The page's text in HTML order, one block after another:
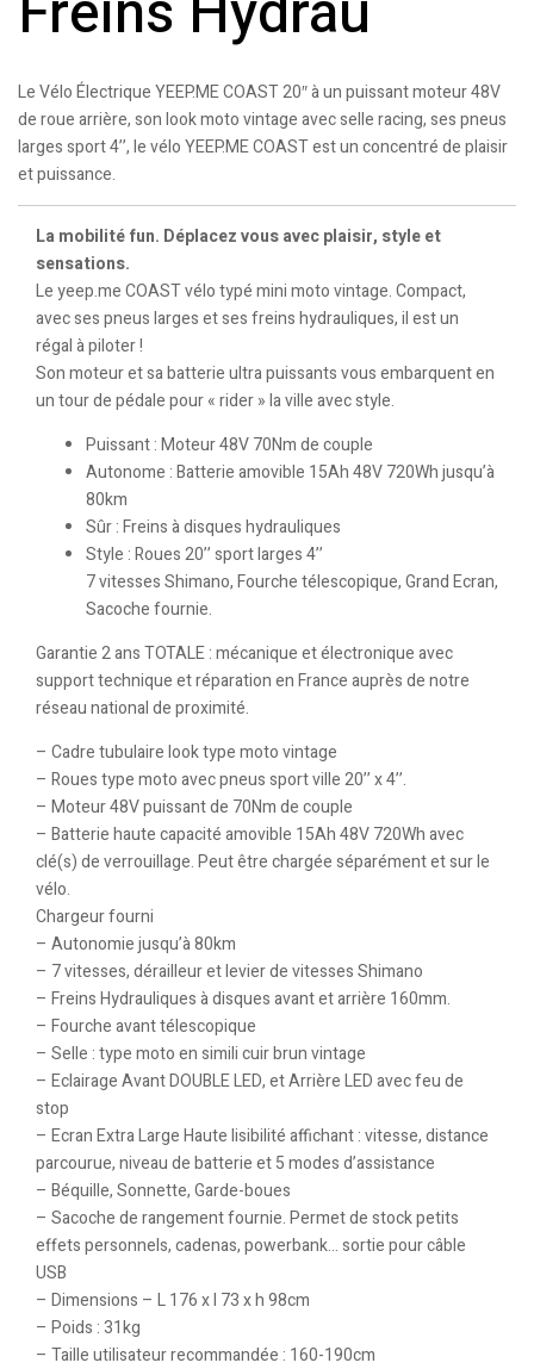
Le Vélo Électrique YEEP.ME COAST 20″ à un puissant moteur 48V
de roue arrière, son look moto vintage avec selle racing, ses pneus
larges sport 4’’, le vélo YEEP.ME COAST est un concentré de plaisir
et puissance.
La mobilité fun. Déplacez vous avec plaisir, style et
sensations.
Le yeep.me COAST vélo typé mini moto vintage. Compact,
avec ses pneus larges et ses freins hydrauliques, il est un
régal à piloter !
Son moteur et sa batterie ultra puissants vous embarquent en
un tour de pédale pour « rider » la ville avec style.
Puissant : Moteur 48V 70Nm de couple
Autonome : Batterie amovible 15Ah 48V 720Wh jusqu’à
80km
Sûr : Freins à disques hydrauliques
Style : Roues 20’’ sport larges 4’’
7 vitesses Shimano, Fourche télescopique, Grand Ecran,
Sacoche fournie.
Garantie 2 ans TOTALE : mécanique et électronique avec
support technique et réparation en France auprès de notre
réseau national de proximité.
– Cadre tubulaire look type moto vintage
– Roues type moto avec pneus sport ville 20’’ x 4’’.
– Moteur 48V puissant de 70Nm de couple
– Batterie haute capacité amovible 15Ah 48V 720Wh avec
clé(s) de verrouillage. Peut être chargée séparément et sur le
vélo.
Chargeur fourni
– Autonomie jusqu’à 80km
– 7 vitesses, dérailleur et levier de vitesses Shimano
– Freins Hydrauliques à disques avant et arrière 160mm.
– Fourche avant télescopique
– Selle : type moto en simili cuir brun vintage
– Eclairage Avant DOUBLE LED, et Arrière LED avec feu de
stop
– Ecran Extra Large Haute lisibilité affichant : vitesse, distance
parcourue, niveau de batterie et 5 modes d’assistance
– Béquille, Sonnette, Garde-boues
– Sacoche de rangement fournie. Permet de stock petits
effets personnels, cadenas, powerbank… sortie pour câble
USB
– Dimensions – L 176 x l 73 x h 98cm
– Poids : 31kg
– Taille utilisateur recommandée : 160-190cm